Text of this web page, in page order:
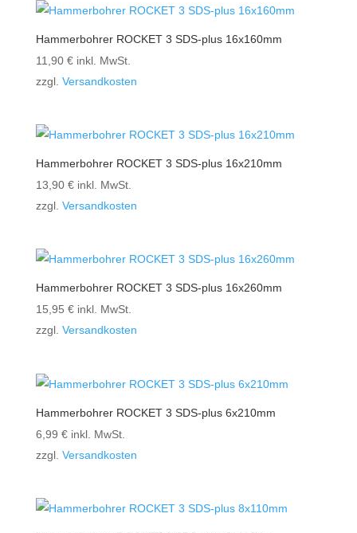
Hammerbohrer ROCKET 3 SDS-plus 16x160mm
11,90 € inkl. MwSt.
zzgl. Versandkosten
Hammerbohrer ROCKET 3 SDS-plus 16x210mm
13,90 € inkl. MwSt.
zzgl. Versandkosten
Hammerbohrer ROCKET 3 SDS-plus 16x260mm
15,95 € inkl. MwSt.
zzgl. Versandkosten
Hammerbohrer ROCKET 3 SDS-plus 6x210mm
6,99 € inkl. MwSt.
zzgl. Versandkosten